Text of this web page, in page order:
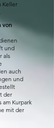
Keller
von
und
als
auch
und
der
am Kurpark
mit der